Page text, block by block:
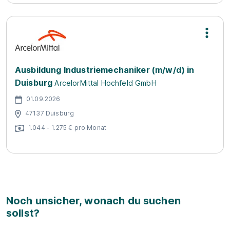
Ausbildung Industriemechaniker (m/w/d) in
Duisburg ArcelorMittal Hochfeld GmbH
01.09.2026
47137 Duisburg
1.044 - 1.275 € pro Monat
Noch unsicher, wonach du suchen
sollst?